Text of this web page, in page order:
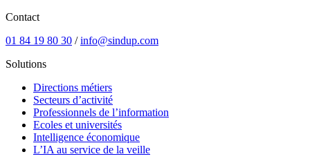
Contact
01 84 19 80 30 /info@sindup.com
Solutions
Directions métiers
Secteurs d’activité
Professionnels de l’information
Ecoles et universités
Intelligence économique
L’IA au service de la veille